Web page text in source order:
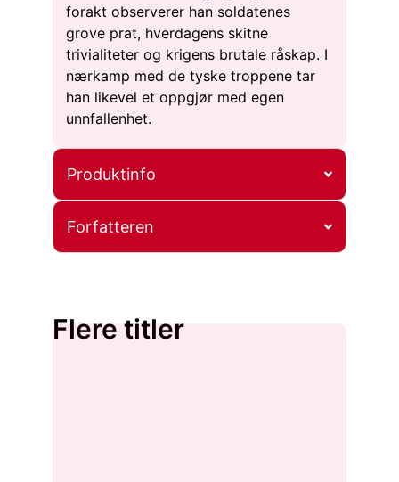
forakt observerer han soldatenes
grove prat, hverdagens skitne
trivialiteter og krigens brutale råskap. I
nærkamp med de tyske troppene tar
han likevel et oppgjør med egen
unnfallenhet.
Produktinfo
Forfatteren
Flere titler